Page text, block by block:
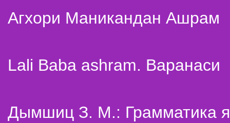
Агхори Маникандан Ашрам
Lali Baba ashram. Варанаси
Дымшиц З. М.: Грамматика